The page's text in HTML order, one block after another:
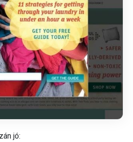
jó: